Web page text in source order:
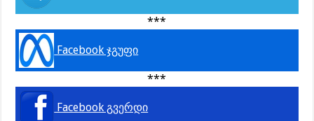
***
Facebook ჯგუფი
***
Facebook გვერდი